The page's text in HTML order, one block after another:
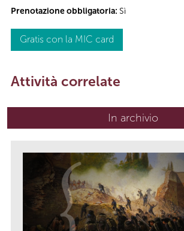
Prenotazione obbligatoria: Sì
Gratis con la MIC card
Attività correlate
In archivio